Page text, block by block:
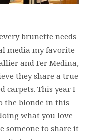
brunette needs
media my favorite
and Fer Medina,
they share a true
carpets. This year I
the blonde in this
what you love
someone to share it